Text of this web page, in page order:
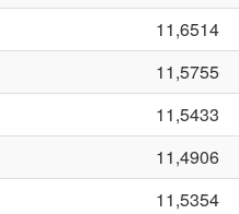
11,6514
11,5755
11,5433
11,4906
11,5354